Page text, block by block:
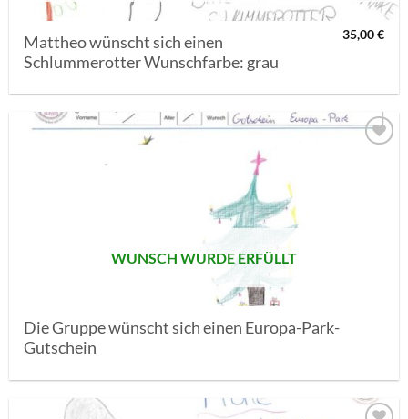
Mattheo wünscht sich einen
Schlummerotter Wunschfarbe: grau
35,00€
WUNSCH WURDE ERFÜLLT
Die Gruppe wünscht sich einen Europa-Park-
Gutschein